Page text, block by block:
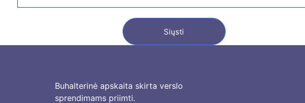
Siųsti
Buhalterinė apskaita skirta verslo
sprendimams priimti.